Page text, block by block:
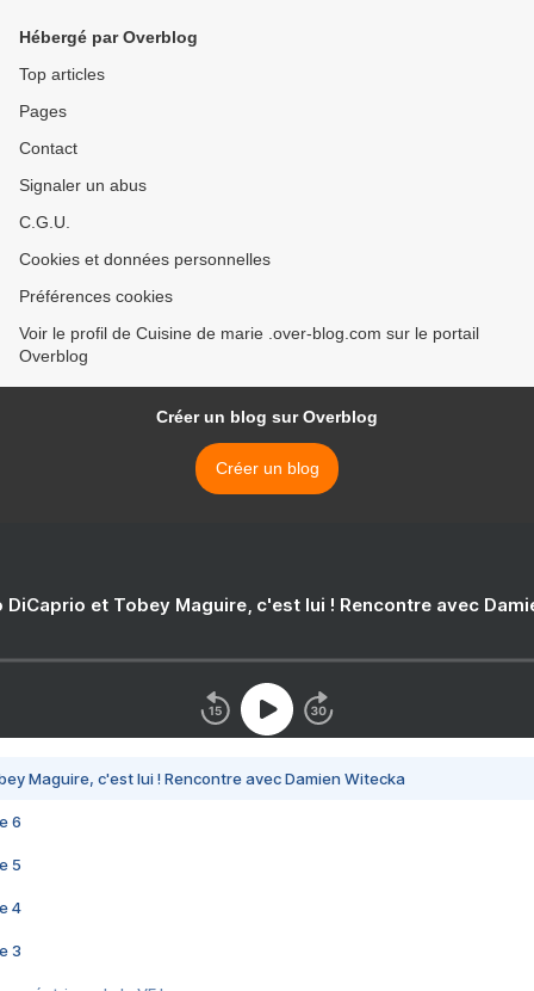
Hébergé par Overblog
Top articles
Pages
Contact
Signaler un abus
C.G.U.
Cookies et données personnelles
Préférences cookies
Voir le profil de Cuisine de marie .over-blog.com sur le portail
Overblog
Créer un blog sur Overblog
Créer un blog
DiCaprio et Tobey Maguire, c'est lui ! Rencontre avec
Maguire, c'est lui ! Rencontre avec Damien Witecka
6
5
4
3